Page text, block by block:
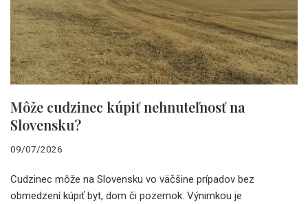
Môže cudzinec kúpiť nehnuteľnosť na
Slovensku?
09/07/2026
Cudzinec môže na Slovensku vo väčšine prípadov bez
obmedzení kúpiť byt, dom či pozemok. Výnimkou je